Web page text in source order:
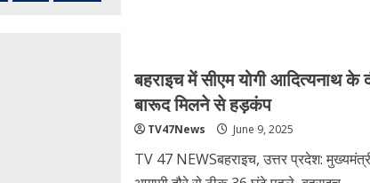
सेफ्टी
पर
क्‍या
है
पहल
पढ़ें
खबर
बहराइच में सीएम योगी आदित्यनाथ के
बारूद मिलने से हड़कंप
TV47News June 9, 2025
TV 47 NEWSबहराइच, उत्तर प्रदेश: